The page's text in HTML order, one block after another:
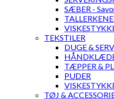
SÆBER -
TEKSTILER
DUGE &
TÆPPER &
PUDER
TØJ &